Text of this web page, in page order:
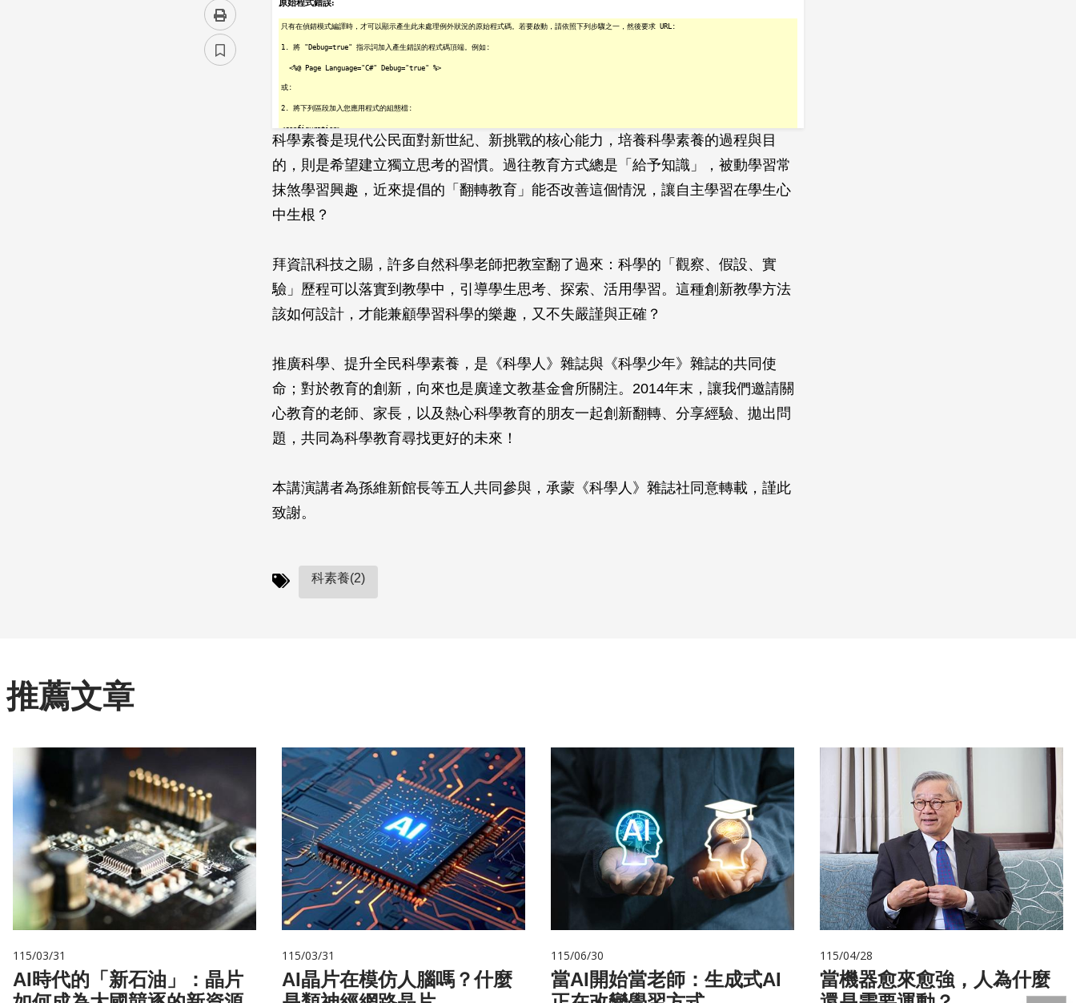
科學素養是現代公民面對新世紀、新挑戰的核心能力，培養科學素養的過程與目
的，則是希望建立獨立思考的習慣。過往教育方式總是「給予知識」，被動學習常
抹煞學習興趣，近來提倡的「翻轉教育」能否改善這個情況，讓自主學習在學生心
中生根？
拜資訊科技之賜，許多自然科學老師把教室翻了過來：科學的「觀察、假設、實
驗」歷程可以落實到教學中，引導學生思考、探索、活用學習。這種創新教學方法
該如何設計，才能兼顧學習科學的樂趣，又不失嚴謹與正確？
推廣科學、提升全民科學素養，是《科學人》雜誌與《科學少年》雜誌的共同使
命；對於教育的創新，向來也是廣達文教基金會所關注。2014年末，讓我們邀請關
心教育的老師、家長，以及熱心科學教育的朋友一起創新翻轉、分享經驗、拋出問
題，共同為科學教育尋找更好的未來！
本講演講者為孫維新館長等五人共同參與，承蒙《科學人》雜誌社同意轉載，謹此
致謝。
科素養(2)
推薦文章
115/03/31
AI時代的「新石油」：晶片
115/03/31
AI晶片在模仿人腦嗎？什麼
115/06/30
當AI開始當老師：生成式AI
115/04/28
當機器愈來愈強，人為什麼